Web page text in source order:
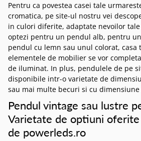
Pentru ca povestea casei tale
cromatica, pe site-ul nostru vei
in culori diferite, adaptate nevoilor tale
optezi pentru un pendul alb, pentru
pendul cu lemn sau unul colorat,
elementele de mobilier se vor
de iluminat. In plus, pendulele de pe
disponibile intr-o varietate de
sau mai multe becuri si cu
Pendul vintage sau lustre
Varietate de optiuni oferite
de powerleds.ro